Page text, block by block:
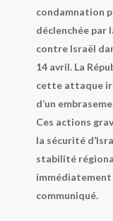
condamnation
déclenchée par
contre Israël
14 avril. La
cette attaque
d’un
Ces actions
la sécurité
stabilité
immédiatement
communiqué.